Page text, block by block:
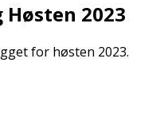
2023
for høsten 2023.